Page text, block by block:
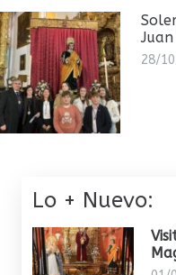
28/
Lo + Nuevo: